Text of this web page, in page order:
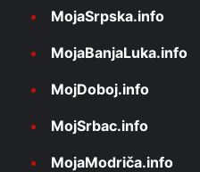
MojaSrpska.info
MojaBanjaLuka.info
MojDoboj.info
MojSrbac.info
MojaModriča.info